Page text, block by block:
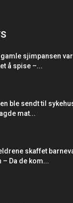
gamle sjimpansen
å spise –...
ble sendt til
mat...
skaffet
– Da de kom...